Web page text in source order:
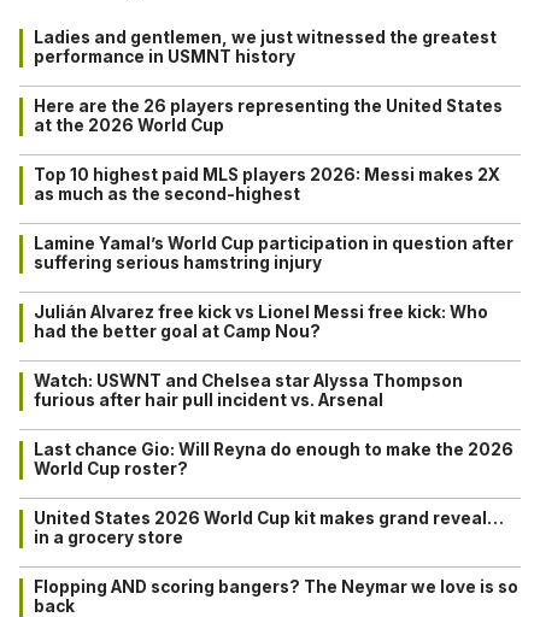
Ladies and gentlemen, we just witnessed the greatest
performance in USMNT history
Here are the 26 players representing the United States
at the 2026 World Cup
Top 10 highest paid MLS players 2026: Messi makes 2X
as much as the second-highest
Lamine Yamal’s World Cup participation in question after
suffering serious hamstring injury
Julián Alvarez free kick vs Lionel Messi free kick: Who
had the better goal at Camp Nou?
Watch: USWNT and Chelsea star Alyssa Thompson
furious after hair pull incident vs. Arsenal
Last chance Gio: Will Reyna do enough to make the 2026
World Cup roster?
United States 2026 World Cup kit makes grand reveal…
in a grocery store
Flopping AND scoring bangers? The Neymar we love is so
back